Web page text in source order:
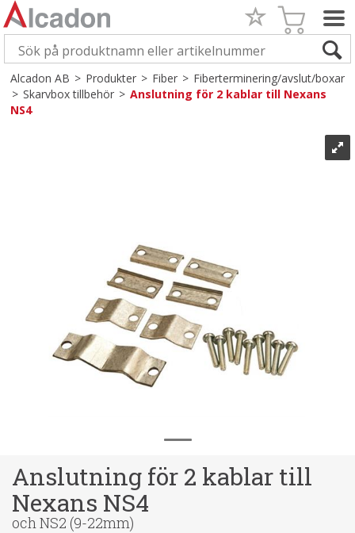
Alcadon AB>Produkter>Fiber>Fiberterminering/avslut/boxar
>Skarvbox tillbehör>Anslutning för 2 kablar till Nexans
NS4
Anslutning för 2 kablar till
Nexans NS4
och NS2 (9-22mm)